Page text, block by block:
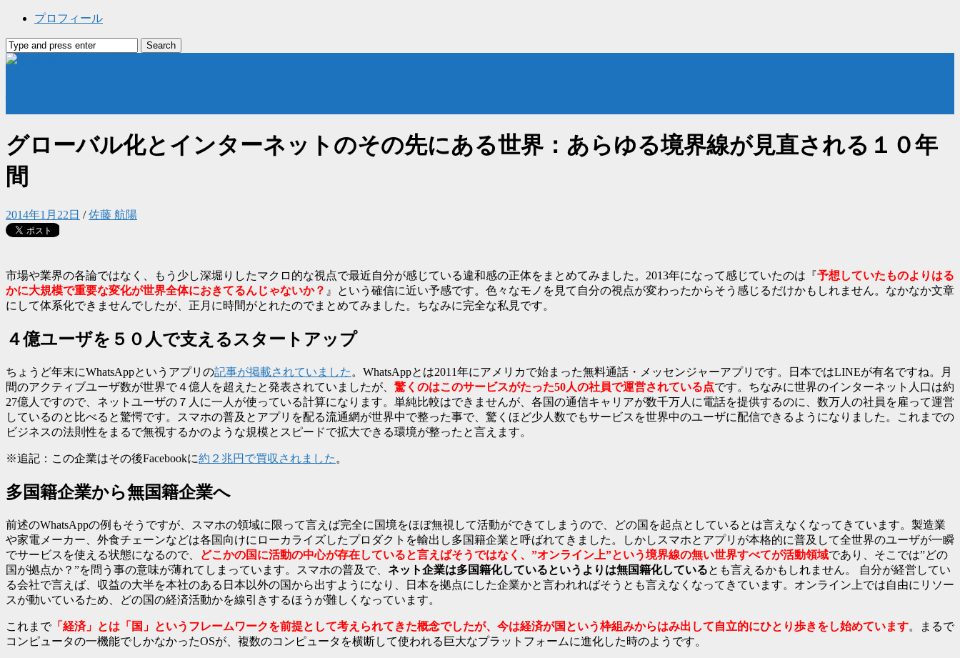
プロフィール
グローバル化とインターネットのその先にある世界：あらゆる境界線が見直される１０年
間
2014年1月22日 /佐藤 航陽
市場や業界の各論ではなく、もう少し深堀りしたマクロ的な視点で最近自分が感じている違和感の正体をまとめてみました。2013年になって感じていたのは『予想していたものよりはる
かに大規模で重要な変化が世界全体におきてるんじゃないか？ 』という確信に近い予感です。色々なモノを見て自分の視点が変わったからそう感じるだけかもしれません。なかなか文章
にして体系化できませんでしたが、正月に時間がとれたのでまとめてみました。ちなみに完全な私見です。
４億ユーザを５０人で支えるスタートアップ
ちょうど年末にWhatsAppというアプリの記事が掲載されていました 。WhatsAppとは2011年にアメリカで始まった無料通話・メッセンジャーアプリです。日本ではLINEが有名ですね。月
間のアクティブユーザ数が世界で４億人を超えたと発表されていましたが、 驚くのはこのサービスがたった50人の社員で運営されている点です。ちなみに世界のインターネット人口は約
27億人ですので、ネットユーザの７人に一人が使っている計算になります。単純比較はできませんが、各国の通信キャリアが数千万人に電話を提供するのに、数万人の社員を雇って運営
しているのと比べると驚愕です。スマホの普及とアプリを配る流通網が世界中で整った事で、驚くほど少人数でもサービスを世界中のユーザに配信できるようになりました。これまでの
ビジネスの法則性をまるで無視するかのような規模とスピードで拡大できる環境が整ったと言えます。
※追記：この企業はその後Facebookに約２兆円で買収されました 。
多国籍企業から無国籍企業へ
前述のWhatsAppの例もそうですが、スマホの領域に限って言えば完全に国境をほぼ無視して活動ができてしまうので、どの国を起点としているとは言えなくなってきています。製造業
や家電メーカー、外食チェーンなどは各国向けにローカライズしたプロダクトを輸出し多国籍企業と呼ばれてきました。しかしスマホとアプリが本格的に普及して全世界のユーザが一瞬
でサービスを使える状態になるので、
どこかの国に活動の中心が存在していると言えばそうではなく、”オンライン上”という境界線の無い世界すべてが活動領域であり、そこでは”どの
国が拠点か？”を問う事の意味が薄れてしまっています。スマホの普及で、 ネット企業は多国籍化しているというよりは無国籍化しているとも言えるかもしれません。 自分が経営してい
る会社で言えば、収益の大半を本社のある日本以外の国から出すようになり、日本を拠点にした企業かと言われればそうとも言えなくなってきています。オンライン上では自由にリソー
スが動いているため、どの国の経済活動かを線引きするほうが難しくなっています。
これまで「経済」とは「国」というフレームワークを前提として考えられてきた概念でしたが、今は経済が国という枠組みからはみ出して自立的にひとり歩きをし始めています。まるで
コンピュータの一機能でしかなかったOSが、複数のコンピュータを横断して使われる巨大なプラットフォームに進化した時のようです。